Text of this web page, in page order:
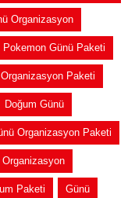
Organizasyon
Pokemon Günü Paketi
Paketi
Doğum Günü
Organizasyon Paketi
Organizasyon
Paketi Günü